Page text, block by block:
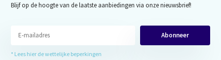
Blijf op de hoogte van de laatste aanbiedingen via onze nieuwsbrief!
Abonneer
* Lees hier de wettelijke beperkingen